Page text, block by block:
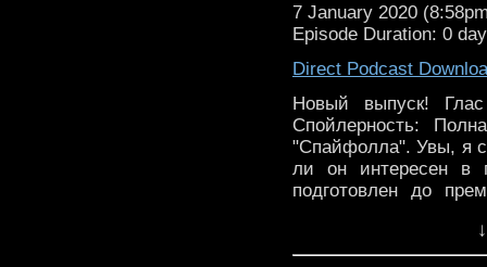
7 January 2020
Episode Duration: 0
Direct Podcast
Новый выпуск!
Спойлерность:
"Спайфолла". Увы, я
ли он интересен в
подготовлен до
забывайте
Обратная связь